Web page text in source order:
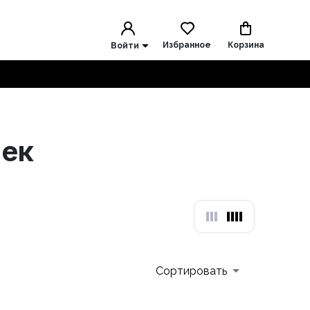
Войти Избранное Корзина
Сортировать